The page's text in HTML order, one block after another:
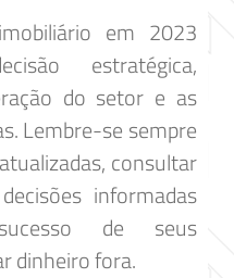
em 2023
estratégica,
do setor e as
Lembre-se sempre
consultar
informadas
de seus
dinheiro fora.